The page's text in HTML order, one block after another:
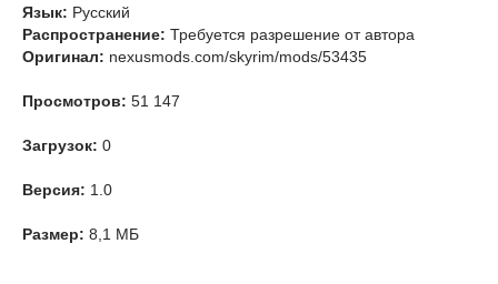
Язык: Русский
Распространение: Требуется разрешение от автора
Оригинал: nexusmods.com/skyrim/mods/53435
Просмотров: 51 147
Загрузок: 0
Версия: 1.0
Размер: 8,1 МБ